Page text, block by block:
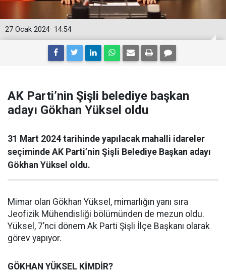
14:54
27 Ocak 2024
AK Parti’nin Şişli belediye başkan
adayı Gökhan Yüksel oldu
31 Mart 2024 tarihinde yapılacak mahalli idareler
seçiminde AK Parti’nin Şişli Belediye Başkan adayı
Gökhan Yüksel oldu.
Mimar olan Gökhan Yüksel, mimarlığın yanı sıra
Jeofizik Mühendisliği bölümünden de mezun oldu.
Yüksel, 7’nci dönem Ak Parti Şişli İlçe Başkanı olarak
görev yapıyor.
GÖKHAN YÜKSEL KİMDİR?